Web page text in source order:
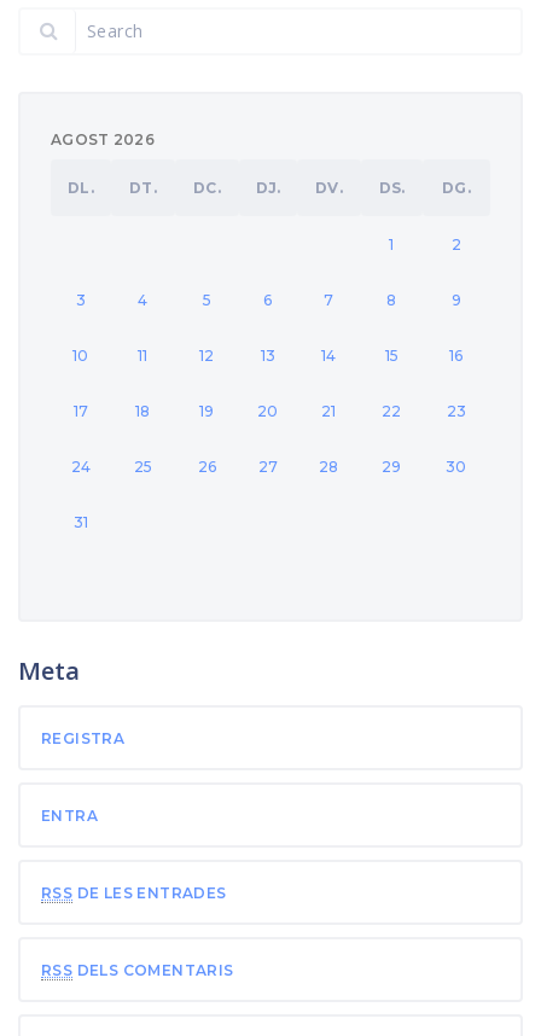
AGOST 2026
DL. DT. DC. DJ. DV. DS. DG.
1 2
3 4 5 6 7 8 9
10 11 12 13 14 15 16
17 18 19 20 21 22 23
24 25 26 27 28 29 30
31
Meta
REGISTRA
ENTRA
RSS DE LES ENTRADES
RSS DELS COMENTARIS